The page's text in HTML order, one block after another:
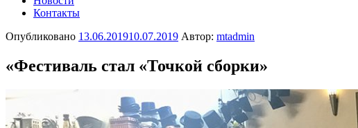
Контакты
Опубликовано 13.06.201910.07.2019 Автор: mtadmin
«Фестиваль стал «Точкой сборки»